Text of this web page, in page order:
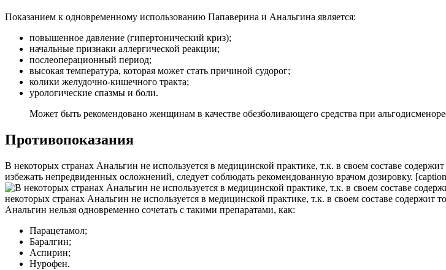
Показанием к одновременному использованию Папаверина и Анальгина является:
повышенное давление (гипертонический криз);
начальные признаки аллергической реакции;
послеоперационный период;
высокая температура, которая может стать причиной судорог;
колики желудочно-кишечного тракта;
урологические спазмы и боли.
Может быть рекомендовано женщинам в качестве обезболивающего средства при
Противопоказания
В некоторых странах Анальгин не используется в медицинской практике, т.к. в своем составе
избежать непредвиденных осложнений, следует соблюдать рекомендованную врачом дозировку.
некоторых странах Анальгин не используется в медицинской практике, т.к. в своем составе
Анальгин нельзя одновременно сочетать с такими препаратами, как:
Парацетамол;
Баралгин;
Аспирин;
Нурофен.